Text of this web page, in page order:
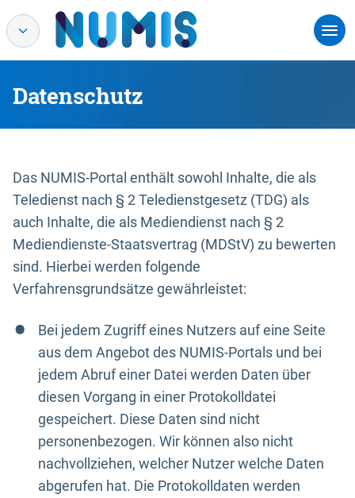
Datenschutz
Das NUMIS-Portal enthält sowohl Inhalte, die als
Teledienst nach § 2 Teledienstgesetz (TDG) als
auch Inhalte, die als Mediendienst nach § 2
Mediendienste-Staatsvertrag (MDStV) zu bewerten
sind. Hierbei werden folgende
Verfahrensgrundsätze gewährleistet:
Bei jedem Zugriff eines Nutzers auf eine Seite
aus dem Angebot des NUMIS-Portals und bei
jedem Abruf einer Datei werden Daten über
diesen Vorgang in einer Protokolldatei
gespeichert. Diese Daten sind nicht
personenbezogen. Wir können also nicht
nachvollziehen, welcher Nutzer welche Daten
abgerufen hat. Die Protokolldaten werden